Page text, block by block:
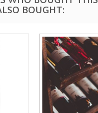
BOUGHT: